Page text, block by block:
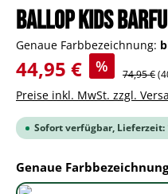
BALLOP Kids
Genaue Farbbezeichnung:
Verkaufspreis:
44,95 € % Regulärer
74,95 €
Preise inkl. MwSt. zzgl.
Sofort verfügbar, Lieferzeit:
Genaue Farbbezeichnung